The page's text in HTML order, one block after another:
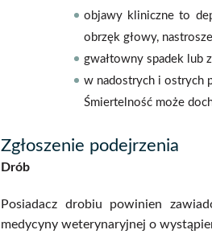
objawy kliniczne to
obrzęk głowy,
gwałtowny spadek lub
w nadostrych i ostrych
Śmiertelność może
Zgłoszenie podejrzenia
Drób
Posiadacz drobiu powinien
medycyny weterynaryjnej o